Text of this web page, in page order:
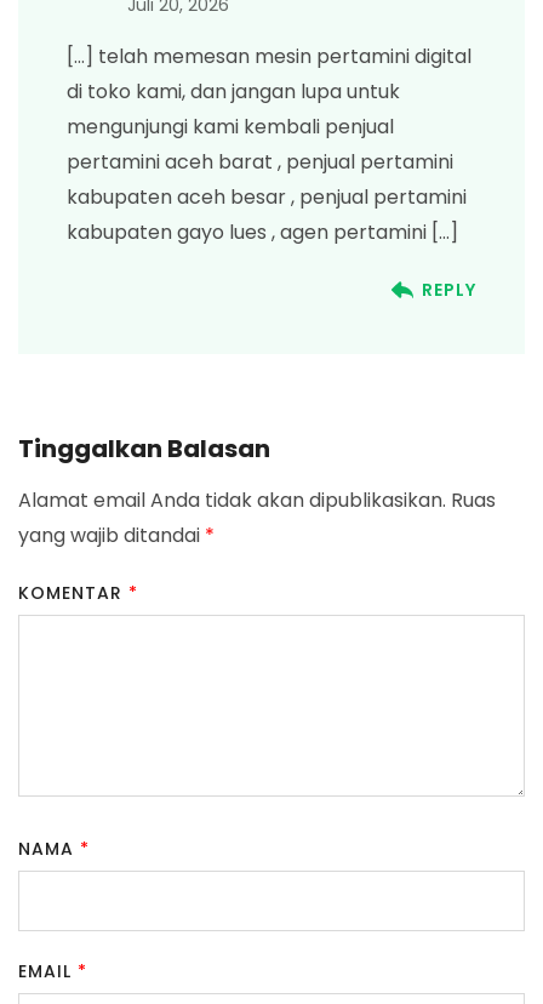
[…] telah memesan mesin pertamini digital
di toko kami, dan jangan lupa untuk
mengunjungi kami kembali penjual
pertamini aceh barat , penjual pertamini
kabupaten aceh besar , penjual pertamini
kabupaten gayo lues , agen pertamini […]
REPLY
Tinggalkan Balasan
Alamat email Anda tidak akan dipublikasikan. Ruas
yang wajib ditandai *
KOMENTAR *
NAMA *
EMAIL *